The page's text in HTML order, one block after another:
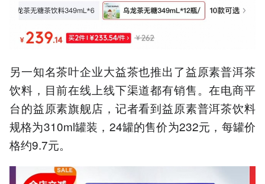
另一知名茶叶企业大益茶也推出了益原素普洱茶
饮料，目前在线上线下渠道都有销售。在电商平
台的益原素旗舰店，记者看到益原素普洱茶饮料
规格为310ml罐装，24罐的售价为232元，每罐价
格约9.7元。